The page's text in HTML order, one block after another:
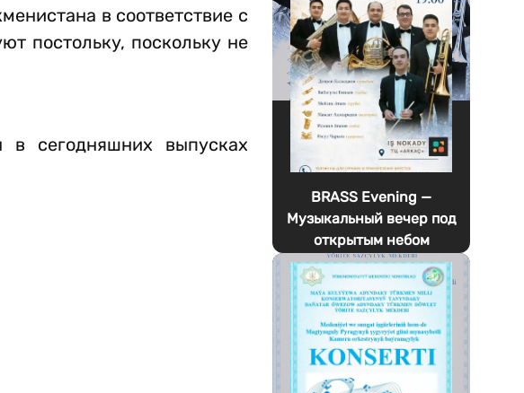
в соответствие с
постольку, поскольку не
в сегодняшних выпусках
BRASS Evening —
Музыкальный вечер под
открытым небом